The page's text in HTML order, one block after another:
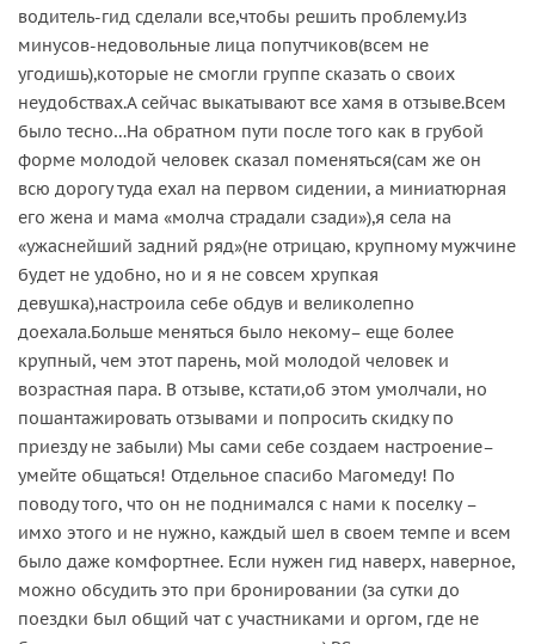
водитель-гид сделали все,чтобы решить проблему.Из
минусов-недовольные лица попутчиков(всем не
угодишь),которые не смогли группе сказать о своих
неудобствах.А сейчас выкатывают все хамя в отзыве.Всем
было тесно…На обратном пути после того как в грубой
форме молодой человек сказал поменяться(сам же он
всю дорогу туда ехал на первом сидении, а миниатюрная
его жена и мама «молча страдали сзади»),я села на
«ужаснейший задний ряд»(не отрицаю, крупному мужчине
будет не удобно, но и я не совсем хрупкая
девушка),настроила себе обдув и великолепно
доехала.Больше меняться было некому– еще более
крупный, чем этот парень, мой молодой человек и
возрастная пара. В отзыве, кстати,об этом умолчали, но
пошантажировать отзывами и попросить скидку по
приезду не забыли) Мы сами себе создаем настроение–
умейте общаться! Отдельное спасибо Магомеду! По
поводу того, что он не поднимался с нами к поселку –
имхо этого и не нужно, каждый шел в своем темпе и всем
было даже комфортнее. Если нужен гид наверх, наверное,
можно обсудить это при бронировании (за сутки до
поездки был общий чат с участниками и оргом, где не